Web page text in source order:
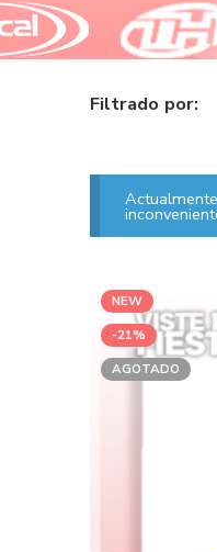
Filtrado por:
NEW
-21%
AGOTADO